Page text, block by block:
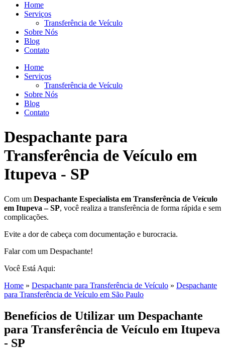
Home
Serviços
Transferência de Veículo
Sobre Nós
Blog
Contato
Home
Serviços
Transferência de Veículo
Sobre Nós
Blog
Contato
Despachante para
Transferência de Veículo em
Itupeva - SP
Com um Despachante Especialista em Transferência de Veículo
em Itupeva – SP, você realiza a transferência de forma rápida e sem
complicações.
Evite a dor de cabeça com documentação e burocracia.
Falar com um Despachante!
Você Está Aqui:
Home » Despachante para Transferência de Veículo » Despachante
para Transferência de Veículo em São Paulo
Benefícios de Utilizar um Despachante
para Transferência de Veículo em Itupeva
- SP